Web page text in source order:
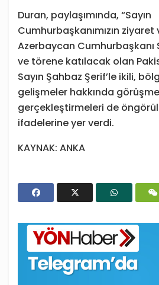
Duran, paylaşımında, “Sayın
Cumhurbaşkanımızın ziyaret
Azerbaycan Cumhurbaşkanı
ve törene katılacak olan
Sayın Şahbaz Şerif’le ikili,
gelişmeler hakkında
gerçekleştirmeleri de
ifadelerine yer verdi.
KAYNAK: ANKA